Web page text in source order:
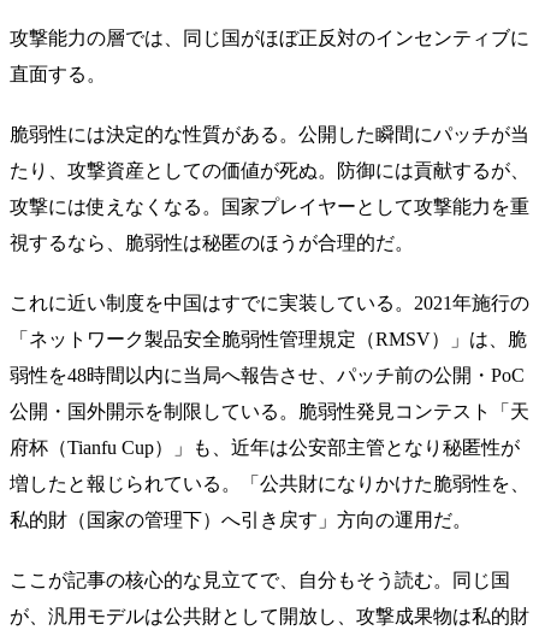
攻撃能力の層では、同じ国がほぼ正反対のインセンティブに
直面する。
脆弱性には決定的な性質がある。公開した瞬間にパッチが当
たり、攻撃資産としての価値が死ぬ。防御には貢献するが、
攻撃には使えなくなる。国家プレイヤーとして攻撃能力を重
視するなら、脆弱性は秘匿のほうが合理的だ。
これに近い制度を中国はすでに実装している。2021年施行の
「ネットワーク製品安全脆弱性管理規定（RMSV）」は、脆
弱性を48時間以内に当局へ報告させ、パッチ前の公開・PoC
公開・国外開示を制限している。脆弱性発見コンテスト「天
府杯（Tianfu Cup）」も、近年は公安部主管となり秘匿性が
増したと報じられている。「公共財になりかけた脆弱性を、
私的財（国家の管理下）へ引き戻す」方向の運用だ。
ここが記事の核心的な見立てで、自分もそう読む。同じ国
が、汎用モデルは公共財として開放し、攻撃成果物は私的財